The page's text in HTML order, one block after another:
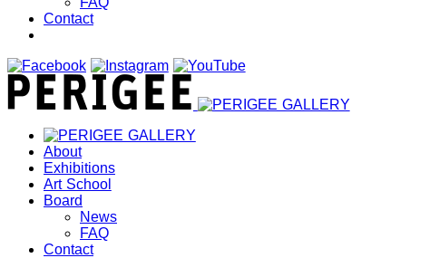
Contact
About
Exhibitions
Art School
Board
News
FAQ
Contact